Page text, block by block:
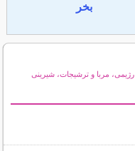
بخر
مربا و ترشیجات، شیرینی